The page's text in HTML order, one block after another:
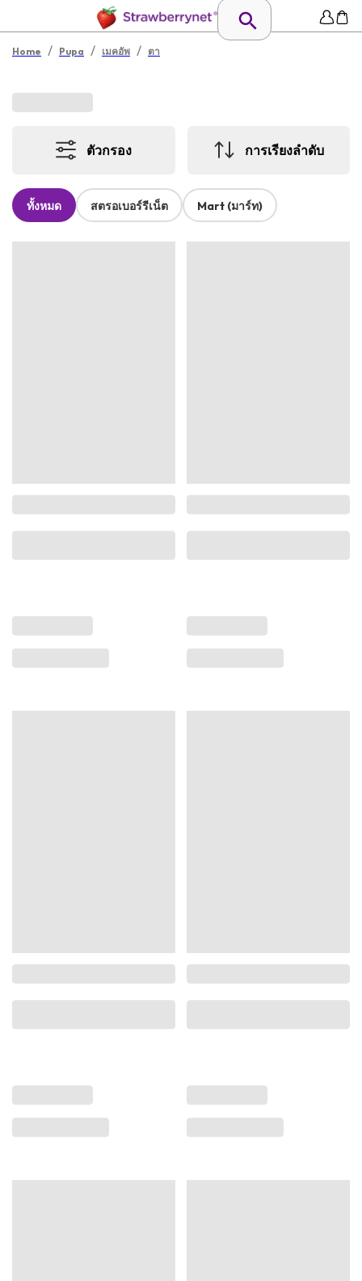
Home / Pupa / เมคอัพ / ตา
ตัวกรอง การเรียงลำดับ
ทั้งหมด สตรอเบอร์รีเน็ต Mart (มาร์ท)